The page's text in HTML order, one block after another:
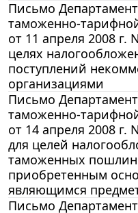
Письмо
таможенно-
от 11 апреля 2008 г.
целях
поступлений
организациями
Письмо
таможенно-
от 14 апреля 2008 г.
для целей
таможенных
приобретенным
являющимся
Письмо